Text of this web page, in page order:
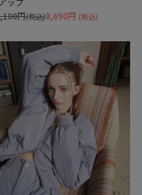
8,690円 (税込)
円(税込)